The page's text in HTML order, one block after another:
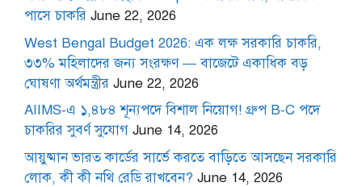
পাসে চাকরি June 22, 2026
West Bengal Budget 2026: এক লক্ষ সরকারি চাকরি,
৩৩% মহিলাদের জন্য সংরক্ষণ — বাজেটে একাধিক বড়
ঘোষণা অর্থমন্ত্রীর June 22, 2026
AIIMS-এ ১,৪৮৪ শূন্যপদে বিশাল নিয়োগ! গ্রুপ B-C পদে
চাকরির সুবর্ণ সুযোগ June 14, 2026
আয়ুষ্মান ভারত কার্ডের সার্ভে করতে বাড়িতে আসছেন সরকারি
লোক, কী কী নথি রেডি রাখবেন? June 14, 2026